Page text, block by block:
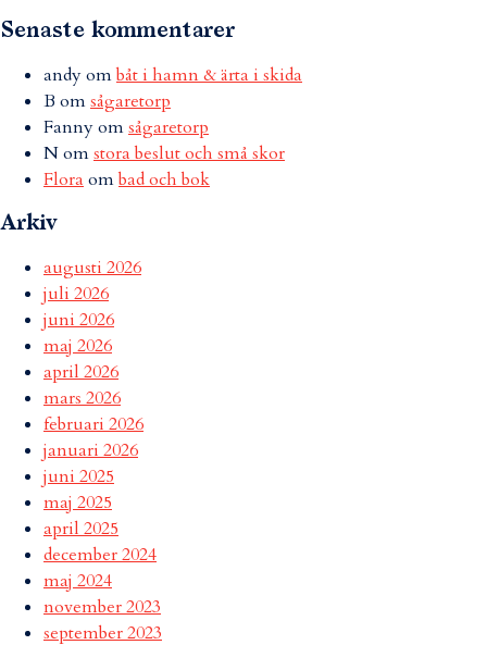
Senaste kommentarer
andyombåt i hamn & ärta i skida
B omsågaretorp
Fannyomsågaretorp
Nomstora beslut och små skor
Flora ombad och bok
Arkiv
augusti 2026
juli 2026
juni 2026
maj 2026
april 2026
mars 2026
februari 2026
januari 2026
juni 2025
maj 2025
april 2025
december 2024
maj 2024
november 2023
september 2023